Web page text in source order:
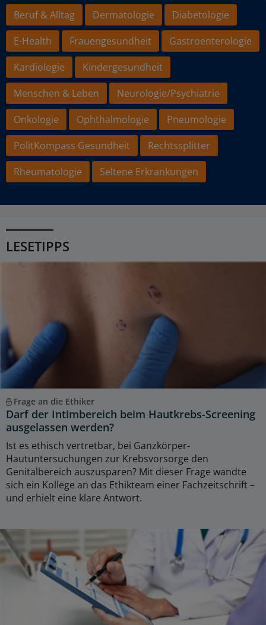
Beruf & Alltag
Dermatologie
Diabetologie
E-Health
Frauengesundheit
Gastroenterologie
Kardiologie
Kindergesundheit
Menschen & Leben
Neurologie/Psychiatrie
Onkologie
Ophthalmologie
Pneumologie
PolitKompass Gesundheit
Rechtssplitter
Rheumatologie
Seltene Erkrankungen
LESETIPPS
Frage an die Ethiker
Darf der Intimbereich beim Hautkrebs-Screening
ausgelassen werden?
Ist es ethisch vertretbar, bei Ganzkörper-
Hautuntersuchungen zur Krebsvorsorge den
Genitalbereich auszusparen? Mit dieser Frage wandte
sich ein Kollege an das Ethikteam einer Fachzeitschrift –
und erhielt eine klare Antwort.